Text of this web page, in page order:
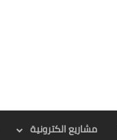
مشاريع الكترونية